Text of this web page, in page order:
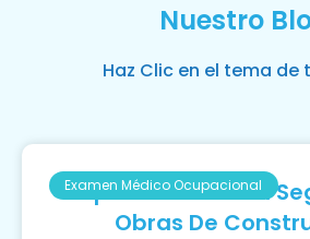
Nuestro
Haz Clic en el tema de
Examen Médico Ocupacional
Importancia De La
Obras De